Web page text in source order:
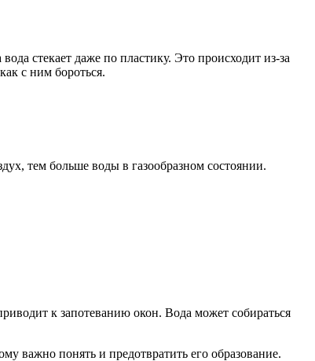
стекает даже по пластику. Это происходит из-за
с ним бороться.
тем больше воды в газообразном состоянии.
к запотеванию окон. Вода может собираться
важно понять и предотвратить его образование.